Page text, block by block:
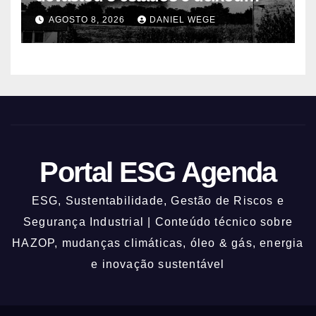
centenas de mortos
AGOSTO 8, 2026 DANIEL WEGE
Portal ESG Agenda
ESG, Sustentabilidade, Gestão de Riscos e
Segurança Industrial | Conteúdo técnico sobre
HAZOP, mudanças climáticas, óleo & gás, energia
e inovação sustentável